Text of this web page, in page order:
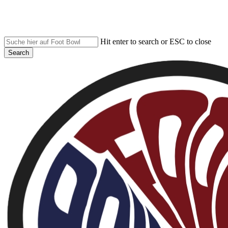
content
Hit enter to search or ESC to close
Search